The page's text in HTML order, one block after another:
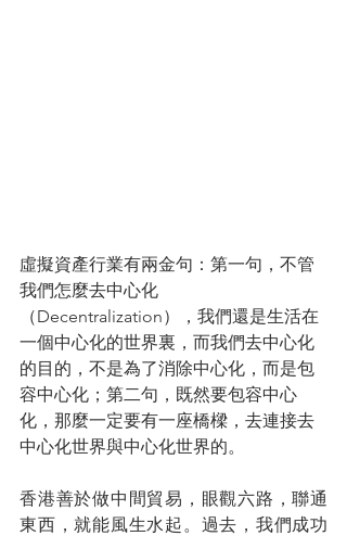
虛擬資產行業有兩金句：第一句，不管
我們怎麼去中心化
（Decentralization），我們還是生活在
一個中心化的世界裏，而我們去中心化
的目的，不是為了消除中心化，而是包
容中心化；第二句，既然要包容中心
化，那麼一定要有一座橋樑，去連接去
中心化世界與中心化世界的。
香港善於做中間貿易，眼觀六路，聯通
東西，就能風生水起。過去，我們成功